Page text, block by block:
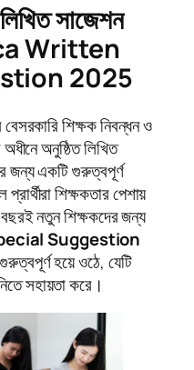
সাজেশন
Written
2025
বেসরকারি শিক্ষক নিবন্ধন ও
অনুষ্ঠিত লিখিত
জন্য একটি গুরুত্বপূর্ণ
শিক্ষকতার পেশায়
নতুন শিক্ষকদের জন্য
Suggestion
হয়ে ওঠে, যেটি
সহায়তা করে।